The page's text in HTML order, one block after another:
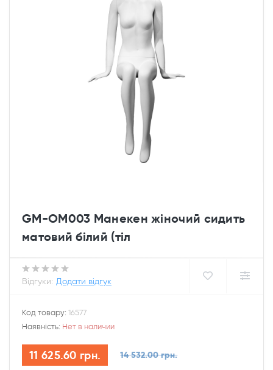
GM-OM003 Манекен жіночий сидить
матовий білий (тіл
Відгуки: Додати відгук
Код товару: 16577
Наявність: Нет в наличии
11 625.60 грн. 14 532.00 грн.